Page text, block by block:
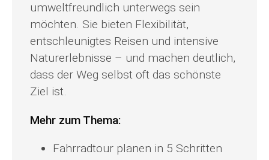
umweltfreundlich unterwegs sein
möchten. Sie bieten Flexibilität,
entschleunigtes Reisen und intensive
Naturerlebnisse – und machen deutlich,
dass der Weg selbst oft das schönste
Ziel ist.
Mehr zum Thema:
Fahrradtour planen in 5 Schritten